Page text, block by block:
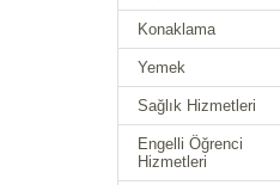
Konaklama
Yemek
Sağlık Hizmetleri
Engelli Öğrenci
Hizmetleri